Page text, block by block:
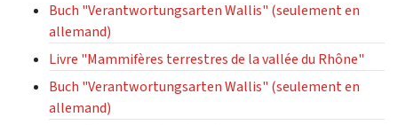
Buch "Verantwortungsarten Wallis" (seulement en
allemand)
Livre "Mammifères terrestres de la vallée du Rhône"
Buch "Verantwortungsarten Wallis" (seulement en
allemand)